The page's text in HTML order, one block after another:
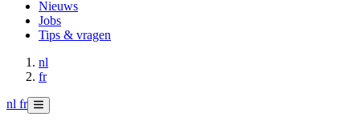
Nieuws
Jobs
Tips & vragen
nl
fr
nl fr